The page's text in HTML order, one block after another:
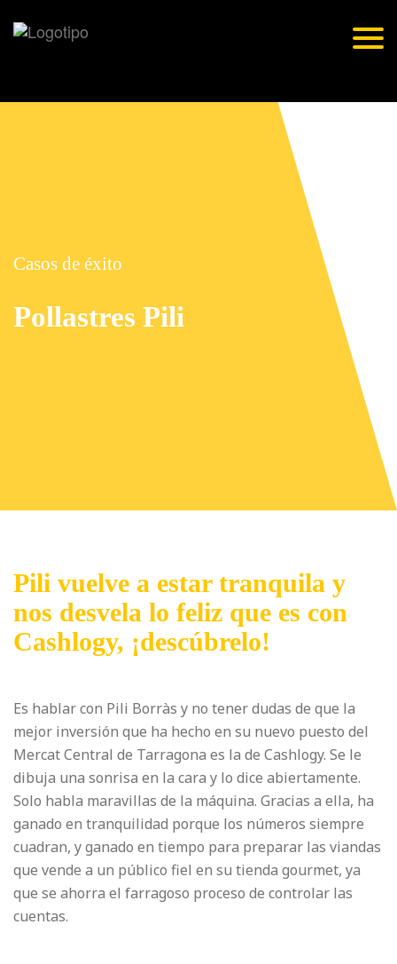
Casos de éxito
Pollastres Pili
Pili vuelve a estar tranquila y
nos desvela lo feliz que es con
Cashlogy, ¡descúbrelo!
Es hablar con Pili Borràs y no tener dudas de que la
mejor inversión que ha hecho en su nuevo puesto del
Mercat Central de Tarragona es la de Cashlogy. Se le
dibuja una sonrisa en la cara y lo dice abiertamente.
Solo habla maravillas de la máquina. Gracias a ella, ha
ganado en tranquilidad porque los números siempre
cuadran, y ganado en tiempo para preparar las viandas
que vende a un público fiel en su tienda gourmet, ya
que se ahorra el farragoso proceso de controlar las
cuentas.